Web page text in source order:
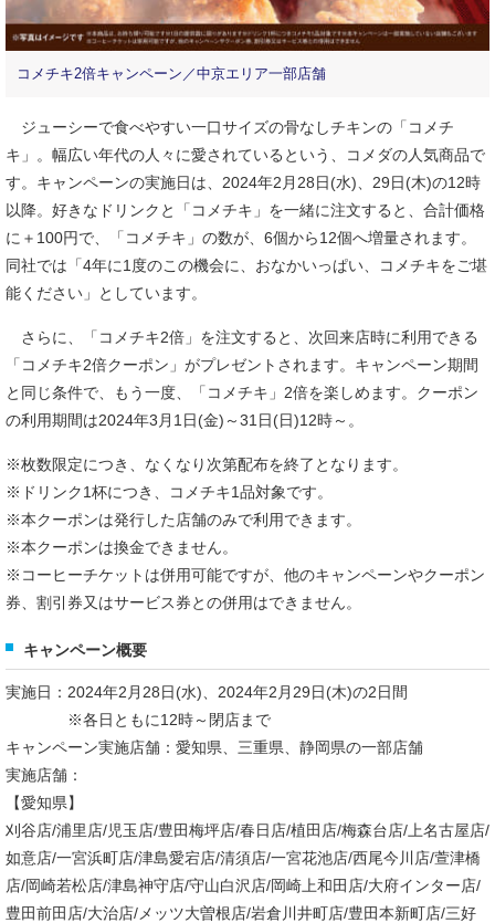
コメチキ2倍キャンペーン／中京エリア一部店舗
ジューシーで食べやすい一口サイズの骨なしチキンの「コメチ
キ」。幅広い年代の人々に愛されているという、コメダの人気商品で
す。キャンペーンの実施日は、2024年2月28日(水)、29日(木)の12時
以降。好きなドリンクと「コメチキ」を一緒に注文すると、合計価格
に＋100円で、「コメチキ」の数が、6個から12個へ増量されます。
同社では「4年に1度のこの機会に、おなかいっぱい、コメチキをご堪
能ください」としています。
さらに、「コメチキ2倍」を注文すると、次回来店時に利用できる
「コメチキ2倍クーポン」がプレゼントされます。キャンペーン期間
と同じ条件で、もう一度、「コメチキ」2倍を楽しめます。クーポン
の利用期間は2024年3月1日(金)～31日(日)12時～。
※枚数限定につき、なくなり次第配布を終了となります。
※ドリンク1杯につき、コメチキ1品対象です。
※本クーポンは発行した店舗のみで利用できます。
※本クーポンは換金できません。
※コーヒーチケットは併用可能ですが、他のキャンペーンやクーポン
券、割引券又はサービス券との併用はできません。
キャンペーン概要
実施日：2024年2月28日(水)、2024年2月29日(木)の2日間
※各日ともに12時～閉店まで
キャンペーン実施店舗：愛知県、三重県、静岡県の一部店舗
実施店舗：
【愛知県】
刈谷店/浦里店/児玉店/豊田梅坪店/春日店/植田店/梅森台店/上名古屋店/
如意店/一宮浜町店/津島愛宕店/清須店/一宮花池店/西尾今川店/萱津橋
店/岡崎若松店/津島神守店/守山白沢店/岡崎上和田店/大府インター店/
豊田前田店/大治店/メッツ大曽根店/岩倉川井町店/豊田本新町店/三好